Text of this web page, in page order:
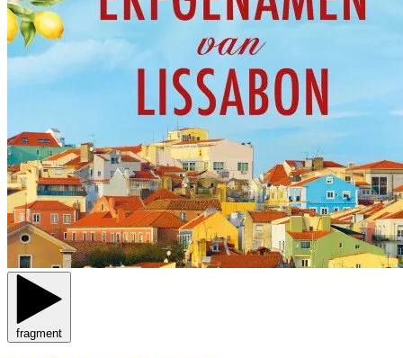
fragment